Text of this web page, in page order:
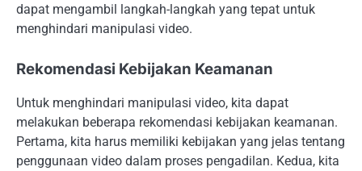
dapat mengambil langkah-langkah yang tepat untuk
menghindari manipulasi video.
Rekomendasi Kebijakan Keamanan
Untuk menghindari manipulasi video, kita dapat
melakukan beberapa rekomendasi kebijakan keamanan.
Pertama, kita harus memiliki kebijakan yang jelas tentang
penggunaan video dalam proses pengadilan. Kedua, kita